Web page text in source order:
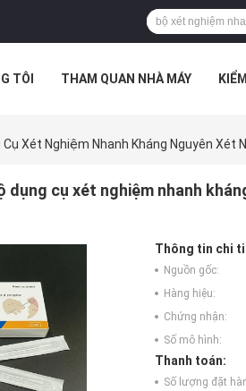
TÔI THAM QUAN NHÀ MÁY
Xét Nghiệm Nhanh Kháng Nguyên Xét
dụng cụ xét nghiệm nhanh
Thông tin chi
Nguồn gốc:
Hàng hiệu:
Chứng nhận:
Số mô hình:
Thanh toán:
Số lượng đặt